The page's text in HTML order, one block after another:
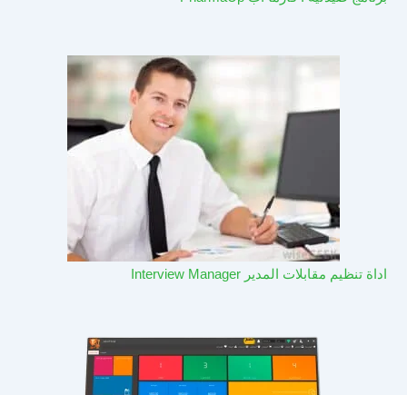
اداة تنظيم مقابلات المدير Interview Manager